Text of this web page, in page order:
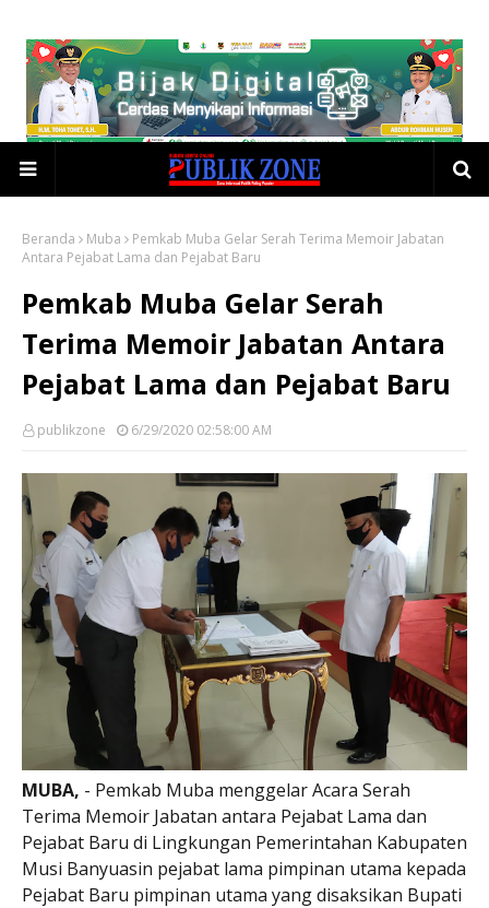
Beranda Muba
Pemkab Muba Gelar Serah Terima Memoir Jabatan
Antara Pejabat Lama dan Pejabat Baru
Pemkab Muba Gelar Serah
Terima Memoir Jabatan Antara
Pejabat Lama dan Pejabat Baru
publikzone 6/29/2020 02:58:00 AM
MUBA, - Pemkab Muba menggelar Acara Serah
Terima Memoir Jabatan antara Pejabat Lama dan
Pejabat Baru di Lingkungan Pemerintahan Kabupaten
Musi Banyuasin pejabat lama pimpinan utama kepada
Pejabat Baru pimpinan utama yang disaksikan Bupati